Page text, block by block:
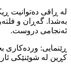
لە ڕاقی دەتوانیت
بەشدا. گەڕان و
ئەنجامی دروست.
ڕێنمایی: وردەکاری
کڕین لە شوێنێکی